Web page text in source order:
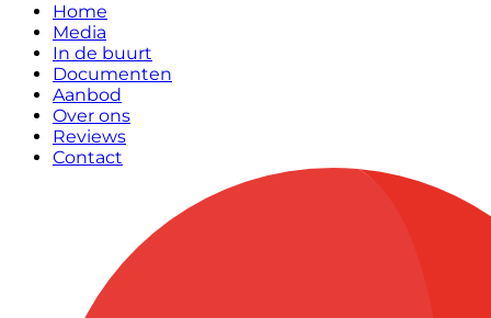
Home
Media
In de buurt
Documenten
Aanbod
Over ons
Reviews
Contact